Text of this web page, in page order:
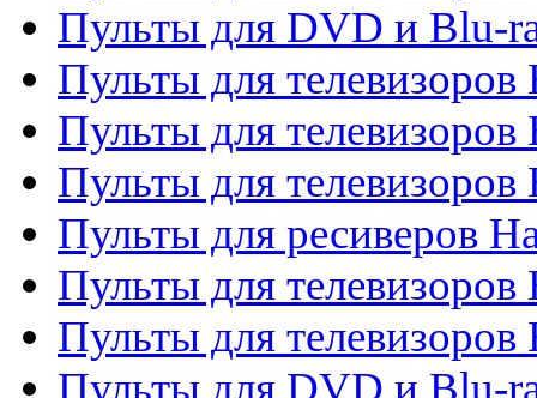
Пульты для DVD и Blu-
Пульты для телевизоров
Пульты для телевизоров
Пульты для
Пульты для ресиверов
Пульты для телевизоров
Пульты для телевизоров
Пульты для DVD и Blu-